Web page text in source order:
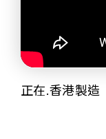
正在.香港製造